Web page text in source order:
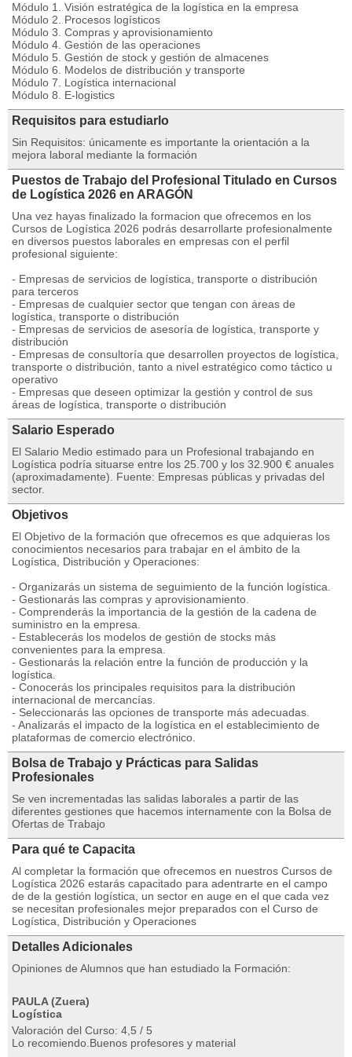
Módulo 1. Visión estratégica de la logística en la empresa
Módulo 2. Procesos logísticos
Módulo 3. Compras y aprovisionamiento
Módulo 4. Gestión de las operaciones
Módulo 5. Gestión de stock y gestión de almacenes
Módulo 6. Modelos de distribución y transporte
Módulo 7. Logística internacional
Módulo 8. E-logistics
Requisitos para estudiarlo
Sin Requisitos: únicamente es importante la orientación a la
mejora laboral mediante la formación
Puestos de Trabajo del Profesional Titulado en Cursos
de Logística 2026 en ARAGÓN
Una vez hayas finalizado la formacion que ofrecemos en los
Cursos de Logística 2026 podrás desarrollarte profesionalmente
en diversos puestos laborales en empresas con el perfil
profesional siguiente:
- Empresas de servicios de logística, transporte o distribución
para terceros
- Empresas de cualquier sector que tengan con áreas de
logística, transporte o distribución
- Empresas de servicios de asesoría de logística, transporte y
distribución
- Empresas de consultoría que desarrollen proyectos de logística,
transporte o distribución, tanto a nivel estratégico como táctico u
operativo
- Empresas que deseen optimizar la gestión y control de sus
áreas de logística, transporte o distribución
Salario Esperado
El Salario Medio estimado para un Profesional trabajando en
Logística podría situarse entre los 25.700 y los 32.900 € anuales
(aproximadamente). Fuente: Empresas públicas y privadas del
sector.
Objetivos
El Objetivo de la formación que ofrecemos es que adquieras los
conocimientos necesarios para trabajar en el ámbito de la
Logística, Distribución y Operaciones:
- Organizarás un sistema de seguimiento de la función logística.
- Gestionarás las compras y aprovisionamiento.
- Comprenderás la importancia de la gestión de la cadena de
suministro en la empresa.
- Establecerás los modelos de gestión de stocks más
convenientes para la empresa.
- Gestionarás la relación entre la función de producción y la
logística.
- Conocerás los principales requisitos para la distribución
internacional de mercancías.
- Seleccionarás las opciones de transporte más adecuadas.
- Analizarás el impacto de la logística en el establecimiento de
plataformas de comercio electrónico.
Bolsa de Trabajo y Prácticas para Salidas
Profesionales
Se ven incrementadas las salidas laborales a partir de las
diferentes gestiones que hacemos internamente con la Bolsa de
Ofertas de Trabajo
Para qué te Capacita
Al completar la formación que ofrecemos en nuestros Cursos de
Logística 2026 estarás capacitado para adentrarte en el campo
de de la gestión logística, un sector en auge en el que cada vez
se necesitan profesionales mejor preparados con el Curso de
Logística, Distribución y Operaciones
Detalles Adicionales
Opiniones de Alumnos que han estudiado la Formación:
PAULA (Zuera)
Logística
Valoración del Curso: 4,5 / 5
Lo recomiendo.Buenos profesores y material